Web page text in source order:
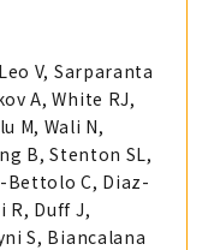
V, Sarparanta
A, White RJ,
M, Wali N,
B, Stenton SL,
Bettolo C, Diaz-
R, Duff J,
S, Biancalana